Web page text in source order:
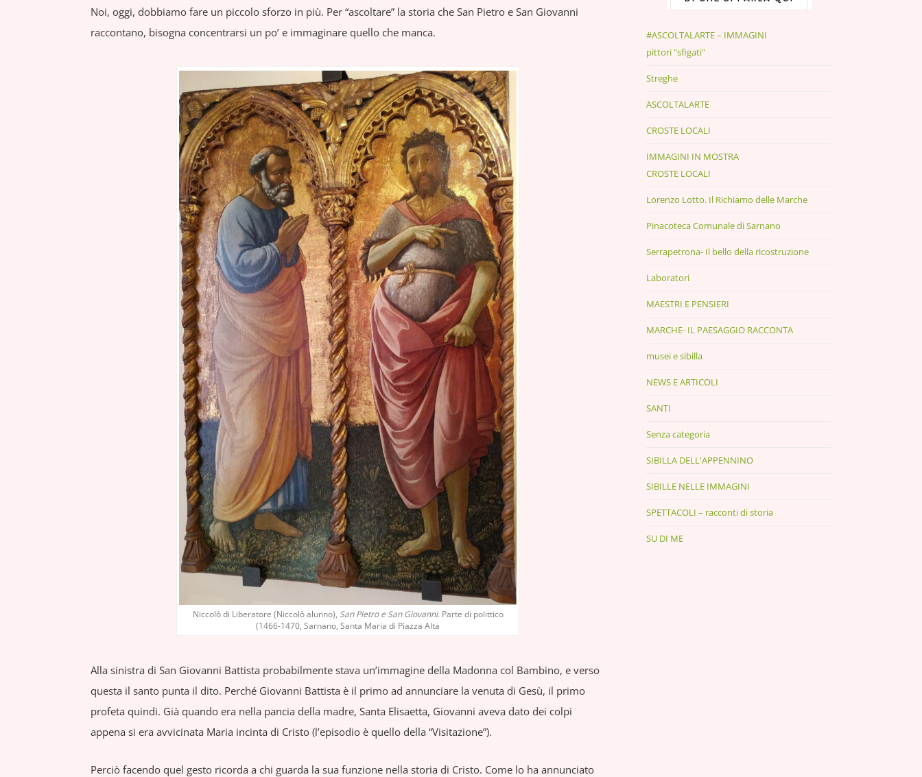
Noi, oggi, dobbiamo fare un piccolo sforzo in più. Per “ascoltare” la storia che San Pietro e San Giovanni
raccontano, bisogna concentrarsi un po’ e immaginare quello che manca.
Niccolò di Liberatore (Niccolò alunno), San Pietro e San Giovanni. Parte di polittico
(1466-1470, Sarnano, Santa Maria di Piazza Alta
Alla sinistra di San Giovanni Battista probabilmente stava un’immagine della Madonna col Bambino, e verso
questa il santo punta il dito. Perché Giovanni Battista è il primo ad annunciare la venuta di Gesù, il primo
profeta quindi. Già quando era nella pancia della madre, Santa Elisaetta, Giovanni aveva dato dei colpi
appena si era avvicinata Maria incinta di Cristo (l’episodio è quello della “Visitazione”).
Perciò facendo quel gesto ricorda a chi guarda la sua funzione nella storia di Cristo. Come lo ha annunciato
#ASCOLTALARTE – IMMAGINI
pittori "sfigati"
Streghe
ASCOLTALARTE
CROSTE LOCALI
IMMAGINI IN MOSTRA
CROSTE LOCALI
Lorenzo Lotto. Il Richiamo delle Marche
Pinacoteca Comunale di Sarnano
Serrapetrona- Il bello della ricostruzione
Laboratori
MAESTRI E PENSIERI
MARCHE- IL PAESAGGIO RACCONTA
musei e sibilla
NEWS E ARTICOLI
SANTI
Senza categoria
SIBILLA DELL'APPENNINO
SIBILLE NELLE IMMAGINI
SPETTACOLI – racconti di storia
SU DI ME